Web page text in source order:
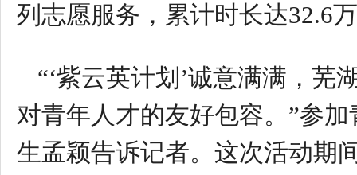
列志愿服务，累计时长达32.6
“‘紫云英计划’诚意满满，
对青年人才的友好包容。”参
生孟颖告诉记者。这次活动期